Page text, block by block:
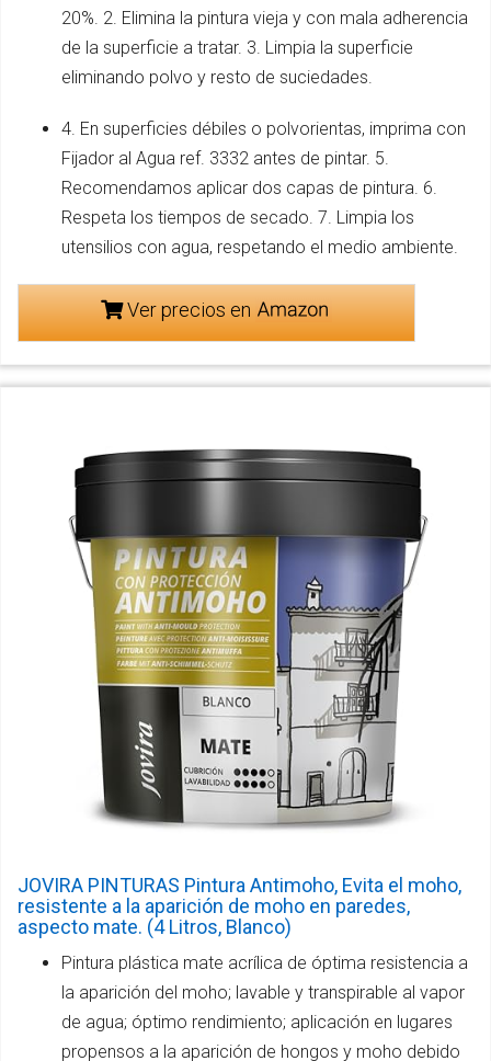
20%. 2. Elimina la pintura vieja y con mala adherencia
de la superficie a tratar. 3. Limpia la superficie
eliminando polvo y resto de suciedades.
4. En superficies débiles o polvorientas, imprima con
Fijador al Agua ref. 3332 antes de pintar. 5.
Recomendamos aplicar dos capas de pintura. 6.
Respeta los tiempos de secado. 7. Limpia los
utensilios con agua, respetando el medio ambiente.
Ver precios en
JOVIRA PINTURAS Pintura Antimoho, Evita el moho,
resistente a la aparición de moho en paredes,
aspecto mate. (4 Litros, Blanco)
Pintura plástica mate acrílica de óptima resistencia a
la aparición del moho; lavable y transpirable al vapor
de agua; óptimo rendimiento; aplicación en lugares
propensos a la aparición de hongos y moho debido